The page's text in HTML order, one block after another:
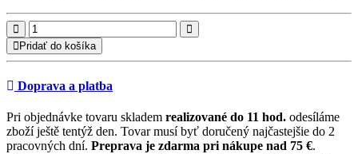
Pridať do košíka
Doprava a platba
Pri objednávke tovaru skladem realizované do 11 hod. odesíláme
zboží ještě tentýž den. Tovar musí byť doručený najčastejšie do 2
pracovných dní. Preprava je zdarma pri nákupe nad 75 €.